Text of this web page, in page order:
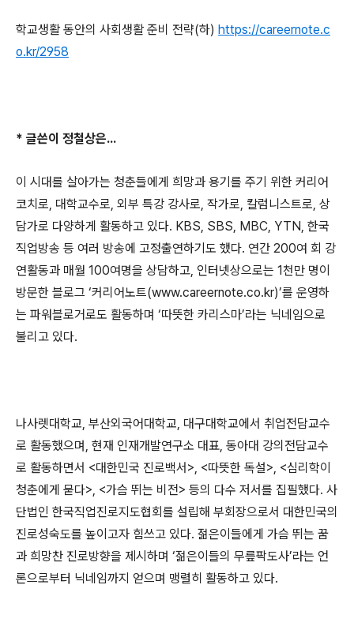
학교생활 동안의 사회생활 준비 전략(하) https://careernote.c
o.kr/2958
* 글쓴이 정철상은...
이 시대를 살아가는 청춘들에게 희망과 용기를 주기 위한 커리어
코치로, 대학교수로, 외부 특강 강사로, 작가로, 칼럼니스트로, 상
담가로 다양하게 활동하고 있다. KBS, SBS, MBC, YTN, 한국
직업방송 등 여러 방송에 고정출연하기도 했다. 연간 200여 회 강
연활동과 매월 100여명을 상담하고, 인터넷상으로는 1천만 명이
방문한 블로그 ‘커리어노트(www.careernote.co.kr)’를 운영하
는 파워블로거로도 활동하며 ‘따뜻한 카리스마’라는 닉네임으로
불리고 있다.
나사렛대학교, 부산외국어대학교, 대구대학교에서 취업전담교수
로 활동했으며, 현재 인재개발연구소 대표, 동아대 강의전담교수
로 활동하면서 <대한민국 진로백서>, <따뜻한 독설>, <심리학이
청춘에게 묻다>, <가슴 뛰는 비전> 등의 다수 저서를 집필했다. 사
단법인 한국직업진로지도협회를 설립해 부회장으로서 대한민국의
진로성숙도를 높이고자 힘쓰고 있다. 젊은이들에게 가슴 뛰는 꿈
과 희망찬 진로방향을 제시하며 ‘젊은이들의 무릎팍도사’라는 언
론으로부터 닉네임까지 얻으며 맹렬히 활동하고 있다.